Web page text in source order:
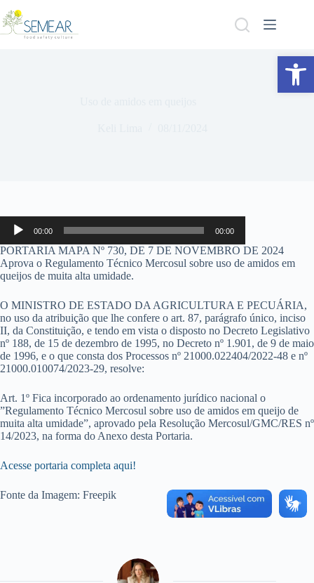
Abrir a barra de ferramentas
Tocador
áudio
00:00 00:00
PORTARIA MAPA Nº 730, DE 7 DE NOVEMBRO DE 2024
Aprova o Regulamento Técnico Mercosul sobre uso de amidos em
queijos de muita alta umidade.
O MINISTRO DE ESTADO DA AGRICULTURA E PECUÁRIA,
no uso da atribuição que lhe confere o art. 87, parágrafo único, inciso
II, da Constituição, e tendo em vista o disposto no Decreto Legislativo
nº 188, de 15 de dezembro de 1995, no Decreto nº 1.901, de 9 de maio
de 1996, e o que consta dos Processos nº 21000.022404/2022-48 e nº
21000.010074/2023-29, resolve:
Art. 1º Fica incorporado ao ordenamento jurídico nacional o
”Regulamento Técnico Mercosul sobre uso de amidos em queijo de
muita alta umidade”, aprovado pela Resolução Mercosul/GMC/RES nº
14/2023, na forma do Anexo desta Portaria.
Acesse portaria completa aqui!
Fonte da Imagem: Freepik